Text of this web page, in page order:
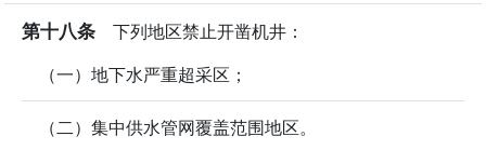
第十八条 下列地区禁止开凿机井：
（一）地下水严重超采区；
（二）集中供水管网覆盖范围地区。